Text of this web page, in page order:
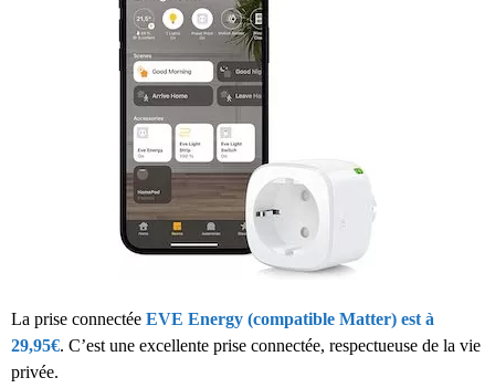
La prise connectée EVE Energy (compatible Matter) est à
29,95€. C’est une excellente prise connectée, respectueuse de la vie
privée.